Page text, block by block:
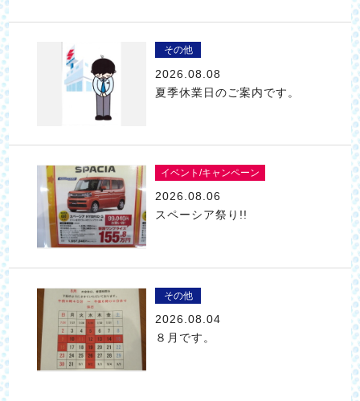
その他
2026.08.08
夏季休業日のご案内です。
イベント/キャンペーン
2026.08.06
スペーシア祭り!!
その他
2026.08.04
８月です。